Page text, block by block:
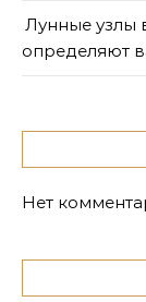
Лунные узлы
определяют
Нет